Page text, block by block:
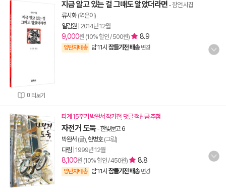
미리보기
지금 알고 있는 걸 그때도 알았더라면 - 잠언 시집
류시화(엮은이)
열림원 2014년 12월
9,000원 (10% 할인 / 500원) 8.9
양탄자배송 밤 11시 잠들기전 배송 변경
타계 15주기 박완서 작가전, 댓글 적립금 추첨
자전거 도둑-한빛문고 6
박완서 (글), 한병호(그림)
다림 1999년 12월
8,100원 (10% 할인 / 450원) 8.8
양탄자배송 밤 11시 잠들기전 배송 변경